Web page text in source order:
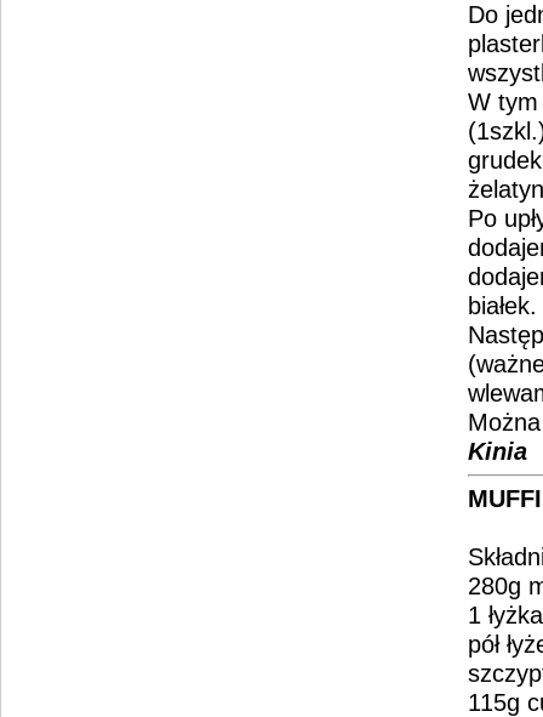
Do
W tym
Po
białek.
Kinia
280g
1
pół
115g